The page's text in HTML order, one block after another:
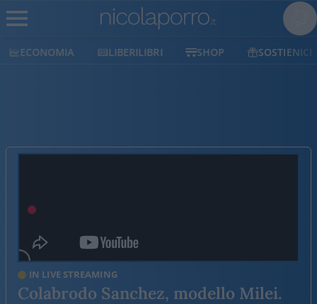
ECONOMIA LIBERILIBRI SHOP SOSTIENICI
IN LIVE STREAMING
Colabrodo Sanchez, modello Milei.